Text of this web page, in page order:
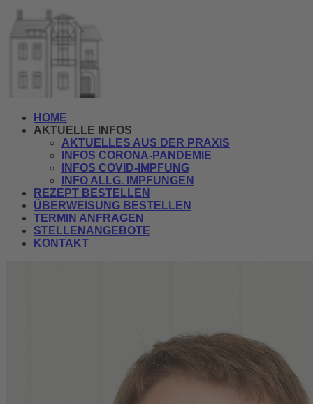
HOME
AKTUELLE INFOS
AKTUELLES AUS DER PRAXIS
INFOS CORONA-PANDEMIE
INFOS COVID-IMPFUNG
INFO ALLG. IMPFUNGEN
REZEPT BESTELLEN
ÜBERWEISUNG BESTELLEN
TERMIN ANFRAGEN
STELLENANGEBOTE
KONTAKT